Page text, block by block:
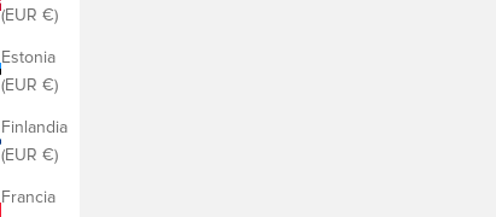
(EUR €)
Estonia
(EUR €)
Finlandia
(EUR €)
Francia